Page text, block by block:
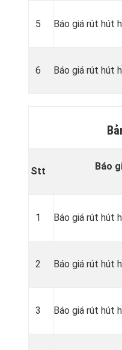
5 Báo giá rút hút
6 Báo giá rút hút
Stt Báo
1 Báo giá rút hút
2 Báo giá rút hút
3 Báo giá rút hút